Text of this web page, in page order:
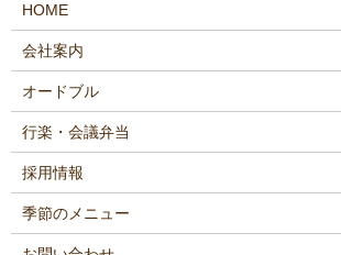
HOME
会社案内
オードブル
行楽・会議弁当
採用情報
季節のメニュー